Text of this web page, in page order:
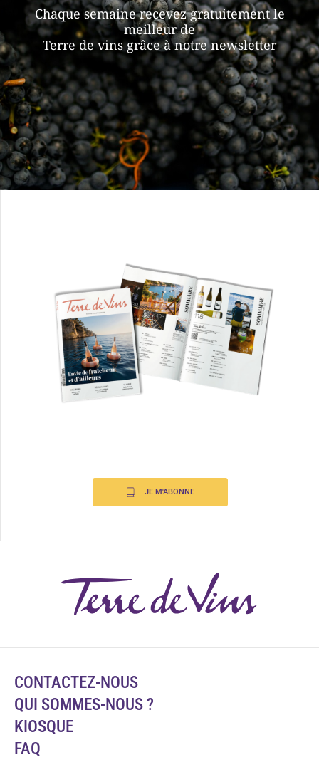
Chaque semaine recevez gratuitement le
meilleur de
Terre de vins grâce à notre newsletter
JE M'ABONNE
CONTACTEZ-NOUS
QUI SOMMES-NOUS ?
KIOSQUE
FAQ